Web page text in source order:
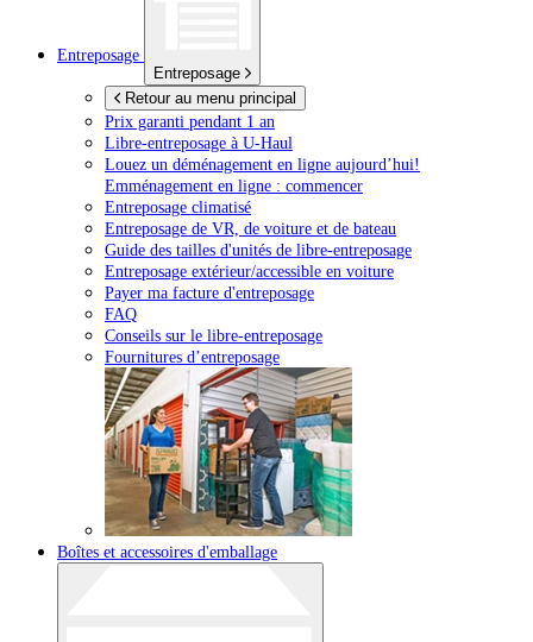
Entreposage
Entreposage
Retour au menu principal
Prix garanti pendant 1 an
Libre-entreposage à U-Haul
Louez un déménagement en ligne aujourd’hui!
Emménagement en ligne : commencer
Entreposage climatisé
Entreposage de VR, de voiture et de bateau
Guide des tailles d'unités de libre-entreposage
Entreposage extérieur/accessible en voiture
Payer ma facture d'entreposage
FAQ
Conseils sur le libre-entreposage
Fournitures d’entreposage
Boîtes et accessoires d'emballage